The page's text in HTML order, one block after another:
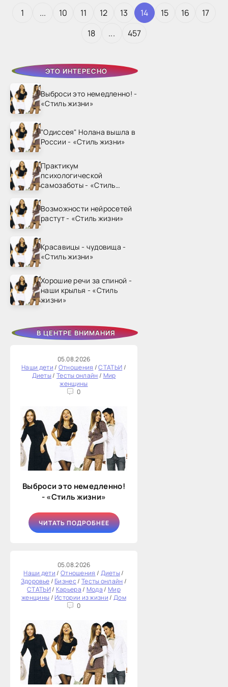
ЭТО ИНТЕРЕСНО
Выброси это немедленно! -
«Стиль жизни»
"Одиссея" Нолана вышла в
России - «Стиль жизни»
Практикум
психологической
самозаботы - «Стиль
Возможности нейросетей
растут - «Стиль жизни»
Красавицы - чудовища -
«Стиль жизни»
Хорошие речи за спиной -
наши крылья - «Стиль
жизни»
В ЦЕНТРЕ ВНИМАНИЯ
05.08.2026
Наши дети/ Отношения /СТАТЬИ/
Диеты/ Тесты онлайн/ Мир
женщины
0
Выброси это немедленно!
- «Стиль жизни»
ЧИТАТЬ ПОДРОБНЕЕ
05.08.2026
Наши дети/ Отношения / Диеты/
Здоровье/Бизнес/ Тесты онлайн/
СТАТЬИ/ Карьера/ Мода/ Мир
женщины/ Истории из жизни/ Дом
0
1 ... 10 11 12 13 14 15 16
17
18
... 457